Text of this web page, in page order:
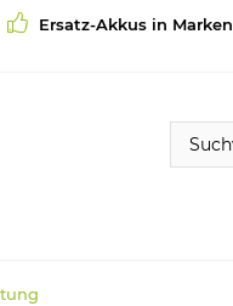
Ersatz-Akkus in